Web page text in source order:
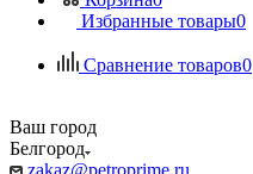
Избранные товары0
Сравнение товаров0
Ваш город
Белгород
zakaz@petroprime.ru